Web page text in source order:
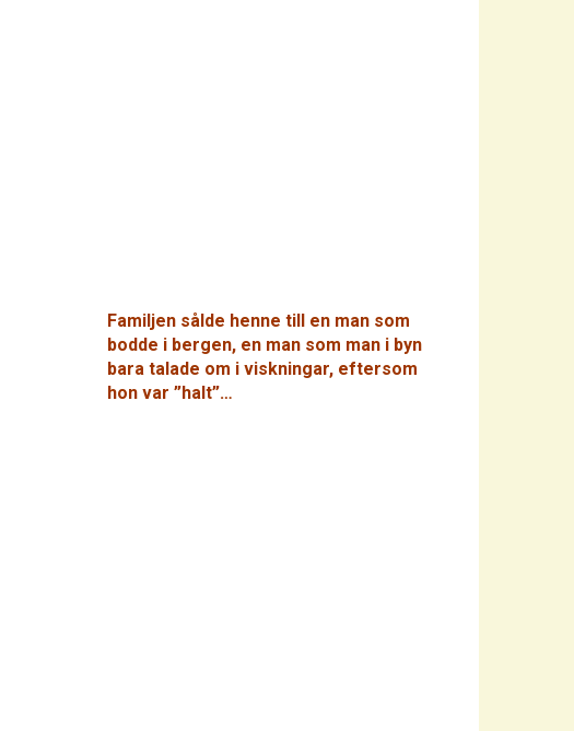
Familjen sålde henne till en man som
bodde i bergen, en man som man i byn
bara talade om i viskningar, eftersom
hon var ”halt”…